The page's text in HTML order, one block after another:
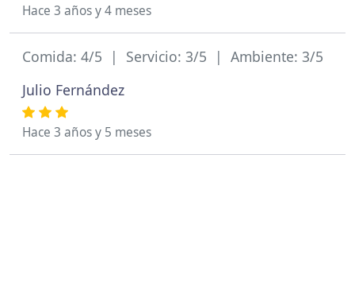
Hace 3 años y 4 meses
Comida: 4/5 | Servicio: 3/5 | Ambiente: 3/5
Julio Fernández
Hace 3 años y 5 meses